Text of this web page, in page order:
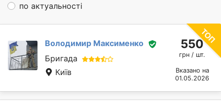
по актуальності
Володимир Максименко
Бригада
Київ
550
грн / шт.
Вказано на
01.05.2026